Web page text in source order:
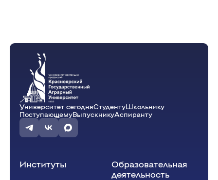
Университет сегодняСтудентуШкольнику
ПоступающемуВыпускникуАспиранту
Институты
Образовательная
деятельность